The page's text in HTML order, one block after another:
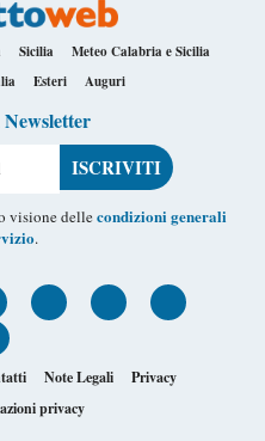
Sicilia
Meteo Calabria e Sicilia
Esteri Auguri
visione dellecondizioni generali
.
Note Legali
Privacy
privacy